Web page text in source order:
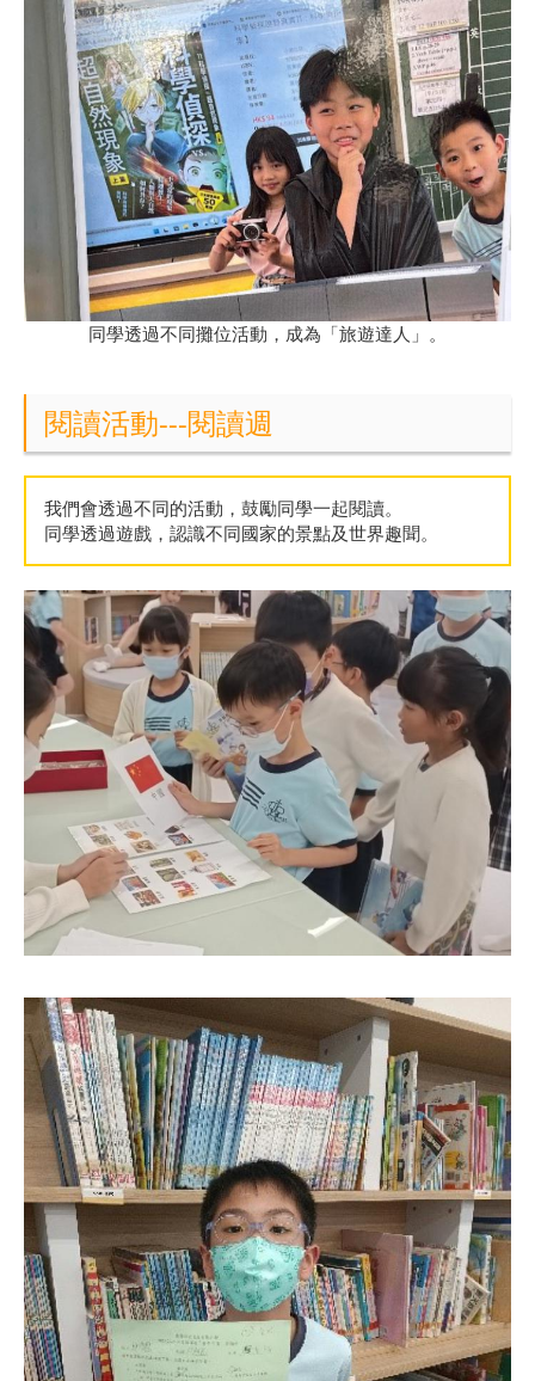
同學透過不同攤位活動，成為「旅遊達人」。
閱讀活動---閱讀週
我們會透過不同的活動，鼓勵同學一起閱讀。
同學透過遊戲，認識不同國家的景點及世界趣聞。